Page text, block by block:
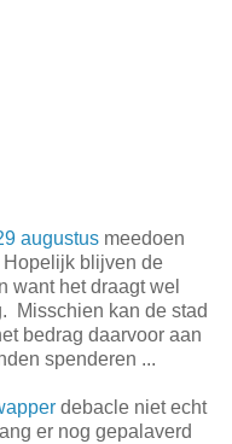
augustus meedoen
blijven de
want het draagt wel
Misschien kan de stad
bedrag daarvoor aan
spenderen ...
debacle niet echt
er nog gepalaverd